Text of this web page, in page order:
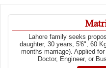
Lahore family seeks
daughter, 30 years, 5'6", 60
months marriage). Applied
Doctor, Engineer, or